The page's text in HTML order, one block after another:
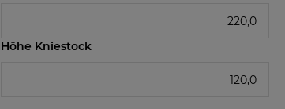
Höhe Kniestock